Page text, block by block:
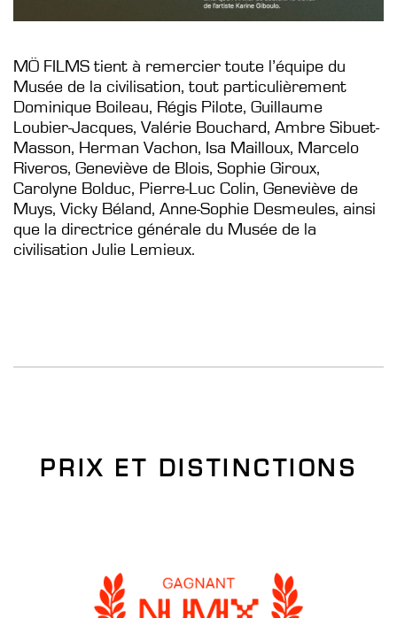
MÖ FILMS tient à remercier toute l’équipe du
Musée de la civilisation, tout particulièrement
Dominique Boileau, Régis Pilote, Guillaume
Loubier-Jacques, Valérie Bouchard, Ambre Sibuet-
Masson, Herman Vachon, Isa Mailloux, Marcelo
Riveros, Geneviève de Blois, Sophie Giroux,
Carolyne Bolduc, Pierre-Luc Colin, Geneviève de
Muys, Vicky Béland, Anne-Sophie Desmeules, ainsi
que la directrice générale du Musée de la
civilisation Julie Lemieux.
PRIX ET DISTINCTIONS